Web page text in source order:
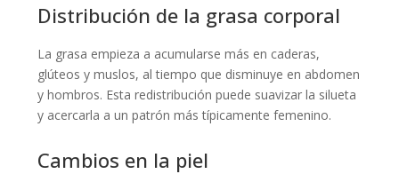
Distribución de la grasa corporal
La grasa empieza a acumularse más en caderas,
glúteos y muslos, al tiempo que disminuye en abdomen
y hombros. Esta redistribución puede suavizar la silueta
y acercarla a un patrón más típicamente femenino.
Cambios en la piel